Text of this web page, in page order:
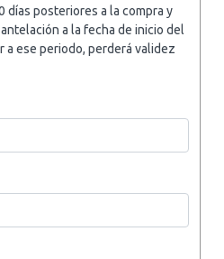
días posteriores a la compra y
a la fecha de inicio del
a ese periodo, perderá validez